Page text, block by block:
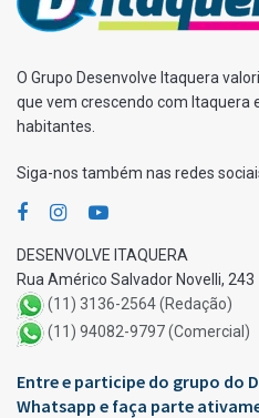
O Grupo Desenvolve Itaquera
que vem crescendo com Itaquera
habitantes.
Siga-nos também nas redes
DESENVOLVE ITAQUERA
Rua Américo Salvador Novelli, 243
(11) 3136-2564 (Redação)
(11) 94082-9797 (Comercial)
Entre e participe do grupo do
Whatsapp e faça parte